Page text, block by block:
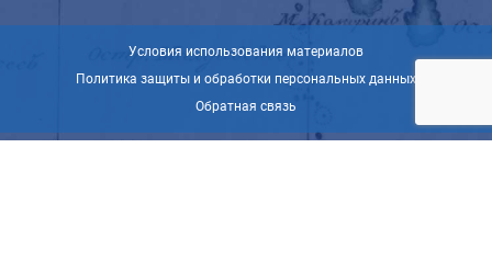
Условия использования материалов
Политика защиты и обработки персональных данных
Обратная связь